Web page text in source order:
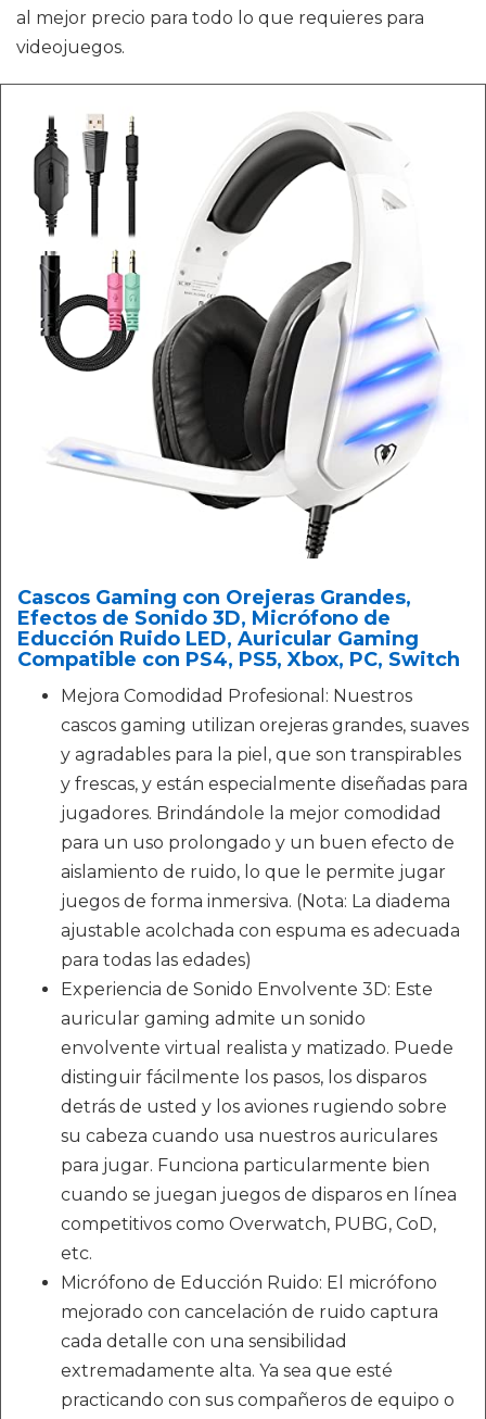
al mejor precio para todo lo que requieres para
videojuegos.
Cascos Gaming con Orejeras Grandes,
Efectos de Sonido 3D, Micrófono de
Educción Ruido LED, Auricular Gaming
Compatible con PS4, PS5, Xbox, PC, Switch
Mejora Comodidad Profesional: Nuestros
cascos gaming utilizan orejeras grandes, suaves
y agradables para la piel, que son transpirables
y frescas, y están especialmente diseñadas para
jugadores. Brindándole la mejor comodidad
para un uso prolongado y un buen efecto de
aislamiento de ruido, lo que le permite jugar
juegos de forma inmersiva. (Nota: La diadema
ajustable acolchada con espuma es adecuada
para todas las edades)
Experiencia de Sonido Envolvente 3D: Este
auricular gaming admite un sonido
envolvente virtual realista y matizado. Puede
distinguir fácilmente los pasos, los disparos
detrás de usted y los aviones rugiendo sobre
su cabeza cuando usa nuestros auriculares
para jugar. Funciona particularmente bien
cuando se juegan juegos de disparos en línea
competitivos como Overwatch, PUBG, CoD,
etc.
Micrófono de Educción Ruido: El micrófono
mejorado con cancelación de ruido captura
cada detalle con una sensibilidad
extremadamente alta. Ya sea que esté
practicando con sus compañeros de equipo o